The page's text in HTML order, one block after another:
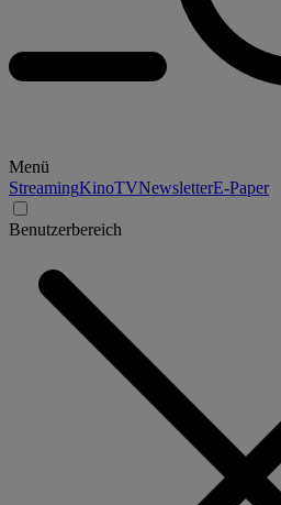
Menü
StreamingKinoTVNewsletterE-Paper
Benutzerbereich